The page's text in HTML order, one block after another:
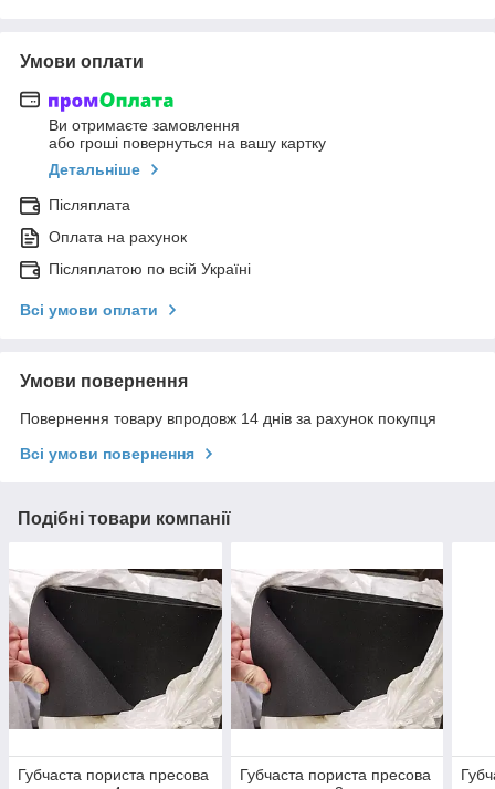
Умови оплати
Ви отримаєте замовлення
або гроші повернуться на вашу картку
Детальніше
Післяплата
Оплата на рахунок
Післяплатою по всій Україні
Всі умови оплати
Умови повернення
Повернення товару впродовж 14 днів за рахунок покупця
Всі умови повернення
Подібні товари компанії
Губчаста пориста пресова
Губчаста пориста пресова